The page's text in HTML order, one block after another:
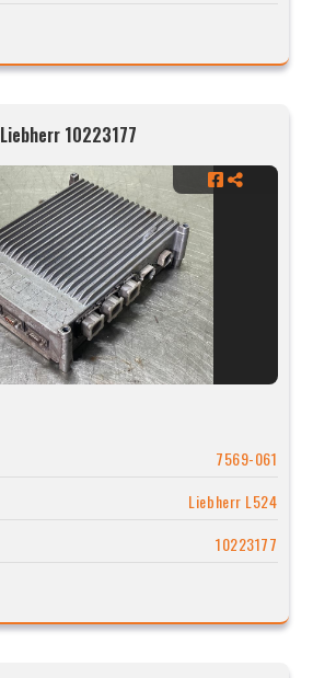
Liebherr 10223177
7569-061
Liebherr L524
10223177